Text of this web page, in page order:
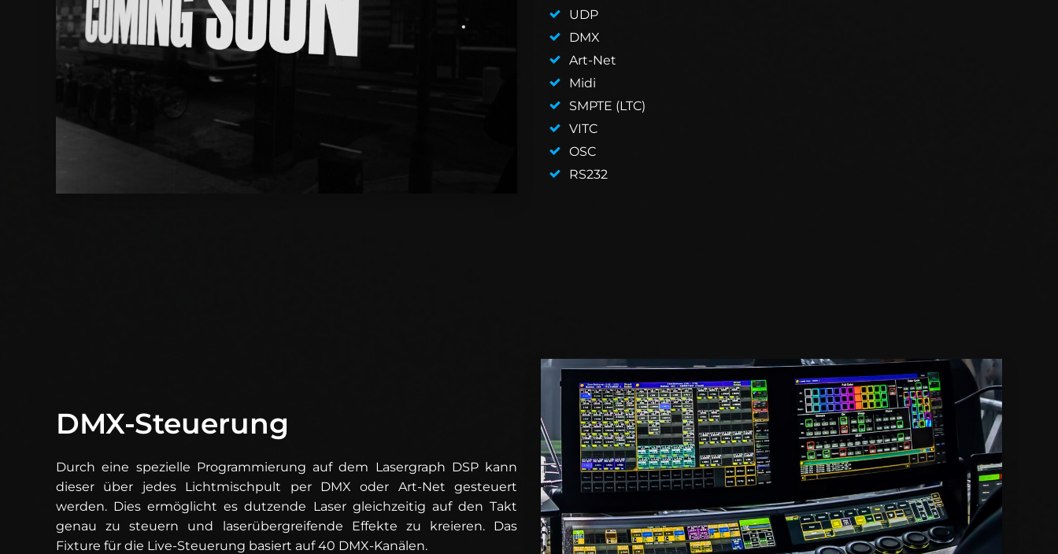
UDP
DMX
Art-Net
Midi
SMPTE (LTC)
VITC
OSC
RS232
DMX-Steuerung
Durch eine spezielle Programmierung auf dem Lasergraph DSP kann
dieser über jedes Lichtmischpult per DMX oder Art-Net gesteuert
werden. Dies ermöglicht es dutzende Laser gleichzeitig auf den Takt
genau zu steuern und laserübergreifende Effekte zu kreieren. Das
Fixture für die Live-Steuerung basiert auf 40 DMX-Kanälen.